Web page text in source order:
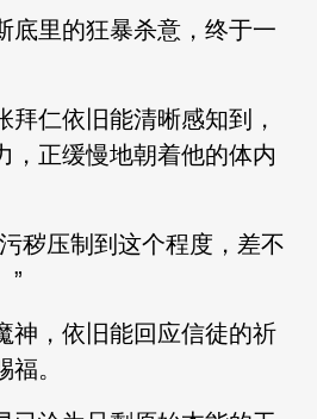
里的狂暴杀意，终于一
仁依旧能清晰感知到，
，正缓慢地朝着他的体内
压制到这个程度，差不
”
，依旧能回应信徒的祈
。